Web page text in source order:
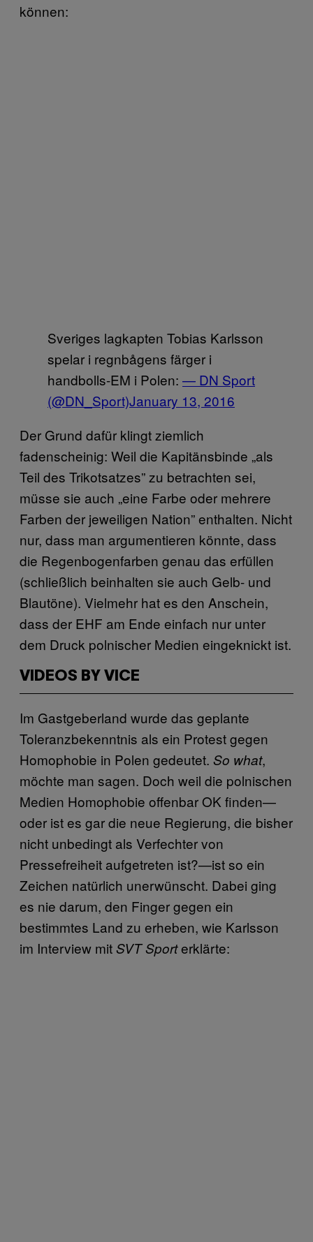
können:
Sveriges lagkapten Tobias Karlsson
spelar i regnbågens färger i
handbolls-EM i Polen: — DN Sport
(@DN_Sport)January 13, 2016
Der Grund dafür klingt ziemlich
fadenscheinig: Weil die Kapitänsbinde „als
Teil des Trikotsatzes” zu betrachten sei,
müsse sie auch „eine Farbe oder mehrere
Farben der jeweiligen Nation” enthalten. Nicht
nur, dass man argumentieren könnte, dass
die Regenbogenfarben genau das erfüllen
(schließlich beinhalten sie auch Gelb- und
Blautöne). Vielmehr hat es den Anschein,
dass der EHF am Ende einfach nur unter
dem Druck polnischer Medien eingeknickt ist.
VIDEOS BY VICE
Im Gastgeberland wurde das geplante
Toleranzbekenntnis als ein Protest gegen
Homophobie in Polen gedeutet. So what,
möchte man sagen. Doch weil die polnischen
Medien Homophobie offenbar OK finden—
oder ist es gar die neue Regierung, die bisher
nicht unbedingt als Verfechter von
Pressefreiheit aufgetreten ist?—ist so ein
Zeichen natürlich unerwünscht. Dabei ging
es nie darum, den Finger gegen ein
bestimmtes Land zu erheben, wie Karlsson
im Interview mitSVT Sporterklärte: